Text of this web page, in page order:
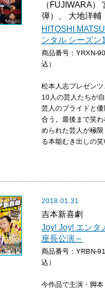
（FUJIWARA
弾）、 大地洋輔
HITOSHI
ンタル シーズン
商品番号：YRXN-
込）
松本人志プレゼン
10人の芸人たちが
芸人のプライドと
合う。最後まで笑
められた芸人が極
る本能むき出しの
2018.01.31
吉本新喜劇
Joy! Joy! エンタ
座長公演～
商品番号：YRBN-
込）
今作品で主演・脚